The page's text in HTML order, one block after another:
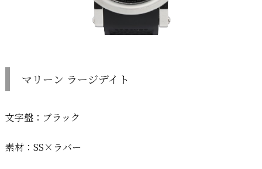
マリーン ラージデイト
文字盤：ブラック
素材：SS×ラバー